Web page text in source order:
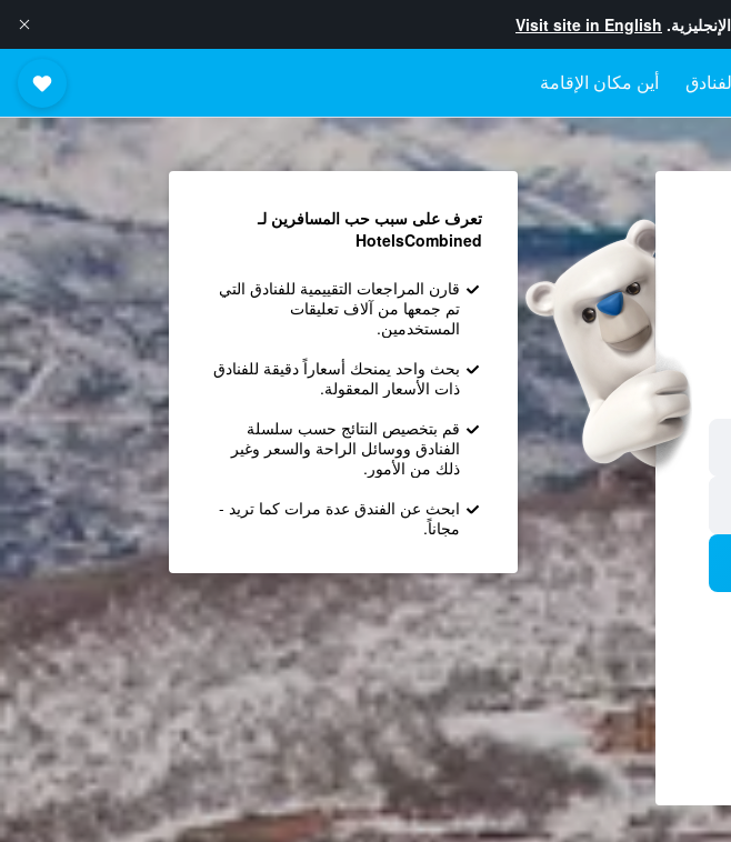
Visit site in English
أين مكان الإقامة
تعرف على سبب حب المسافرين لـ
HotelsCombined
قارن المراجعات التقييمية للفنادق التي
تم جمعها من آلاف تعليقات
المستخدمين.
بحث واحد يمنحك أسعاراً دقيقة للفنادق
ذات الأسعار المعقولة.
قم بتخصيص النتائج حسب سلسلة
الفنادق ووسائل الراحة والسعر وغير
ذلك من الأمور.
ابحث عن الفندق عدة مرات كما تريد -
مجاناً.